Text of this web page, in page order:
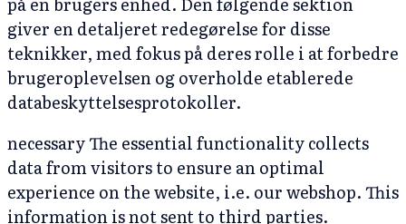
giver en detaljeret redegørelse for disse
teknikker, med fokus på deres rolle i at forbedre
brugeroplevelsen og overholde etablerede
databeskyttelsesprotokoller.
necessaryThe essential functionality collects
data from visitors to ensure an optimal
experience on the website, i.e. our webshop. This
information is not sent to third parties.